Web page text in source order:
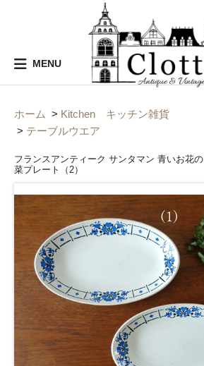
MENU
ホーム > Kitchen キッチン雑貨
> テーブルウエア
フランスアンティーク サンタマン 青いお花
菜プレート（2）